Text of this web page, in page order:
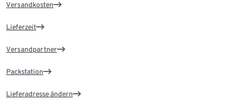
Versandkosten
Lieferzeit
Versandpartner
Packstation
Lieferadresse ändern